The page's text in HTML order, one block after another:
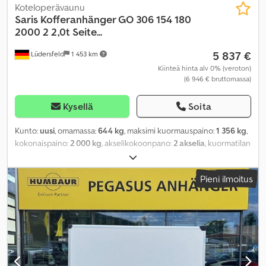
Lüdersfeld 1 453 km
Koteloperävaunu
Saris Kofferanhänger GO 306 154 180
2000 2 2,0t Seite...
5 837 €
Kiinteä hinta alv 0% (veroton)
(6 946 € bruttomassa)
Kysellä Soita
Kunto:uusi, omamassa:644 kg, maksimi kuormauspaino:1 356 kg,
kokonaispaino: 2 000 kg , akselikokoonpano: 2 akselia , kuormatilan
, lastitilan leveys:1 540 mm
1 800 mm, Valmistusvuosi:2026, ajettuja kilometrejä:50 km,
vaihteistotyyppi:mekaaninen, energiatehokkuus:A Pieni ilmoitus